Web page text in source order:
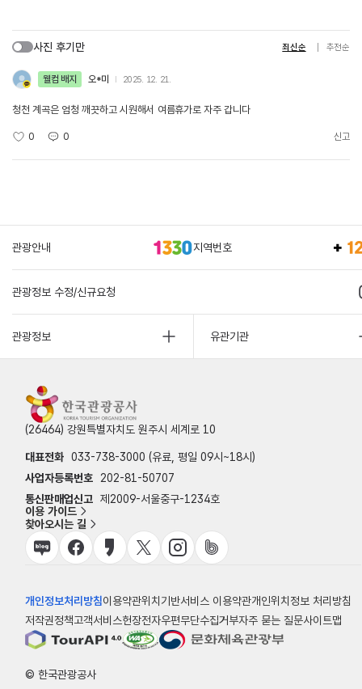
사진 후기만 최신순 추천순
웰컴 배지 오*미 2025. 12. 21.
청천 계곡은 엄청 깨끗하고 시원해서 여름휴가로 자주 갑니다
0 0 신고
관광안내 지역번호
관광정보 수정/신규요청
관광정보 유관기관
(26464) 강원특별자치도 원주시 세계로 10
대표전화 033-738-3000 (유료, 평일 09시~18시)
사업자등록번호
202-81-50707
통신판매업신고 제2009-서울중구-1234호
이용 가이드
찾아오시는 길
개인정보처리방침이용약관위치기반서비스 이용약관개인위치정보 처리방침
저작권정책고객서비스헌장전자우편무단수집거부자주 묻는 질문사이트맵
© 한국관광공사